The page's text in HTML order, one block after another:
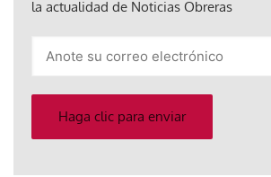
la actualidad de Noticias Obreras
electrónico
Haga clic para enviar